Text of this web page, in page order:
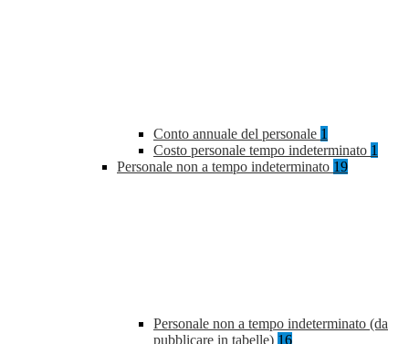
Conto annuale del personale 1
Costo personale tempo indeterminato 1
Personale non a tempo indeterminato 19
Personale non a tempo indeterminato (da
pubblicare in tabelle) 16